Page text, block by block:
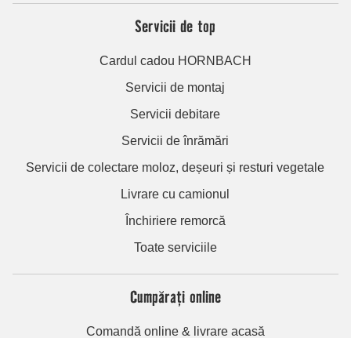
Servicii de top
Cardul cadou HORNBACH
Servicii de montaj
Servicii debitare
Servicii de înrămări
Servicii de colectare moloz, deșeuri și resturi vegetale
Livrare cu camionul
Închiriere remorcă
Toate serviciile
Cumpărați online
Comandă online & livrare acasă